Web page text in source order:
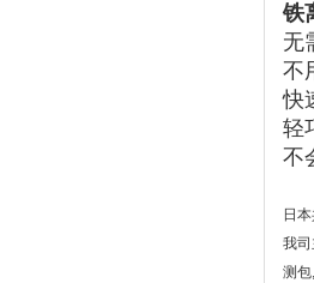
铁
无
不
快
轻
不
日
我
测